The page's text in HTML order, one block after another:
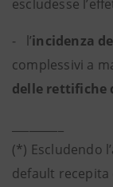
escludesse
- l’incidenza
complessivi a
delle rettifiche
(*) Escludendo
default recepita